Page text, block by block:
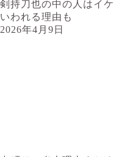
剣持刀也の中の人はイ
いわれる理由も
2026年4月9日